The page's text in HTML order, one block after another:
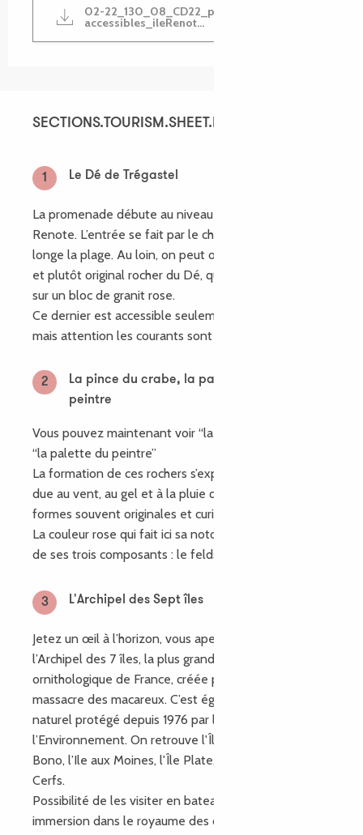
02-22_130_08_CD22_parcours-
accessibles_ileRenot...
1 Le Dé de Trégastel
La promenade débute au niveau du parking de l’Ile
Renote. L’entrée se fait par le chemin sablonneux qui
longe la plage. Au loin, on peut observer le célèbre
et plutôt original rocher du Dé, qui tient en équilibre
sur un bloc de granit rose.
Ce dernier est accessible seulement à marée basse,
mais attention les courants sont forts.
2
La pince du crabe, la palette du
peintre
Vous pouvez maintenant voir “la pince du crabe” et
“la palette du peintre”
La formation de ces rochers s’explique par l’érosion
due au vent, au gel et à la pluie qui lui ont donné des
formes souvent originales et curieuses...
La couleur rose qui fait ici sa notoriété est due à l’un
de ses trois composants : le feldspath.
3 L'Archipel des Sept îles
Jetez un œil à l’horizon, vous apercevrez au loin
l’Archipel des 7 îles, la plus grande réserve
ornithologique de France, créée pour mettre fin au
massacre des macareux. C’est également un site
naturel protégé depuis 1976 par le Ministère de
l’Environnement. On retrouve l'Île Rouzic, Malban,
Bono, l’Ile aux Moines, l'Île Plate, les Costans et les
Cerfs.
Possibilité de les visiter en bateau pour une
immersion dans le royaume des oiseaux (fous de